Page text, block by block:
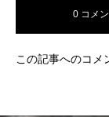
0 コメン
この記事へのコメ